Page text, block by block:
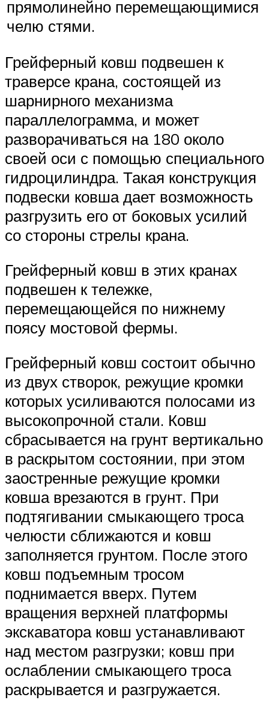
прямолинейно перемещающимися
челю стями.
Грейферный ковш подвешен к
траверсе крана, состоящей из
шарнирного механизма
параллелограмма, и может
разворачиваться на 180 около
своей оси с помощью специального
гидроцилиндра. Такая конструкция
подвески ковша дает возможность
разгрузить его от боковых усилий
со стороны стрелы крана.
Грейферный ковш в этих кранах
подвешен к тележке,
перемещающейся по нижнему
поясу мостовой фермы.
Грейферный ковш состоит обычно
из двух створок, режущие кромки
которых усиливаются полосами из
высокопрочной стали. Ковш
сбрасывается на грунт вертикально
в раскрытом состоянии, при этом
заостренные режущие кромки
ковша врезаются в грунт. При
подтягивании смыкающего троса
челюсти сближаются и ковш
заполняется грунтом. После этого
ковш подъемным тросом
поднимается вверх. Путем
вращения верхней платформы
экскаватора ковш устанавливают
над местом разгрузки; ковш при
ослаблении смыкающего троса
раскрывается и разгружается.